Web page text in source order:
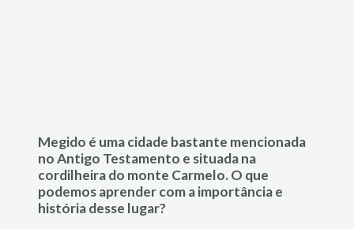
Megido é uma cidade bastante mencionada
no Antigo Testamento e situada na
cordilheira do monte Carmelo. O que
podemos aprender com a importância e
história desse lugar?